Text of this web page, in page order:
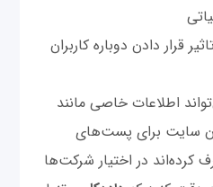
قرار دادن دوباره کاربران
اطلاعات خاصی مانند
سایت برای پست‌های
در اختیار شرکت‌ها